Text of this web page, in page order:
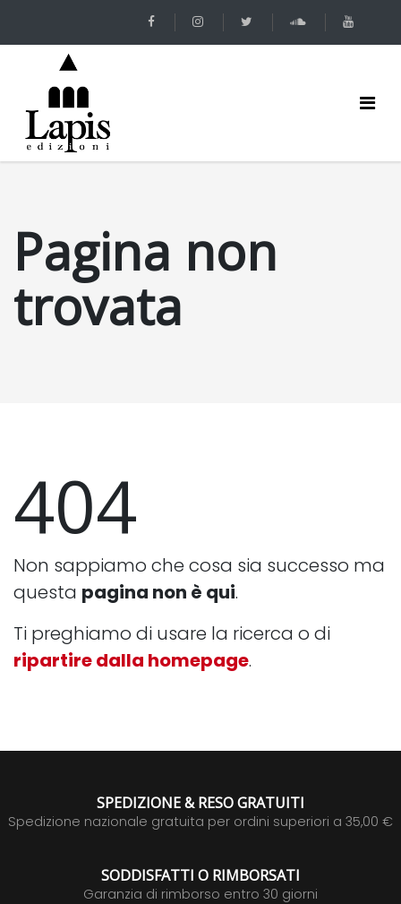
Pagina non
trovata
404
Non sappiamo che cosa sia successo ma
questa pagina non è qui.
Ti preghiamo di usare la ricerca o di
ripartire dalla homepage.
SPEDIZIONE & RESO GRATUITI
Spedizione nazionale gratuita per ordini superiori a 35,00 €
SODDISFATTI O RIMBORSATI
Garanzia di rimborso entro 30 giorni